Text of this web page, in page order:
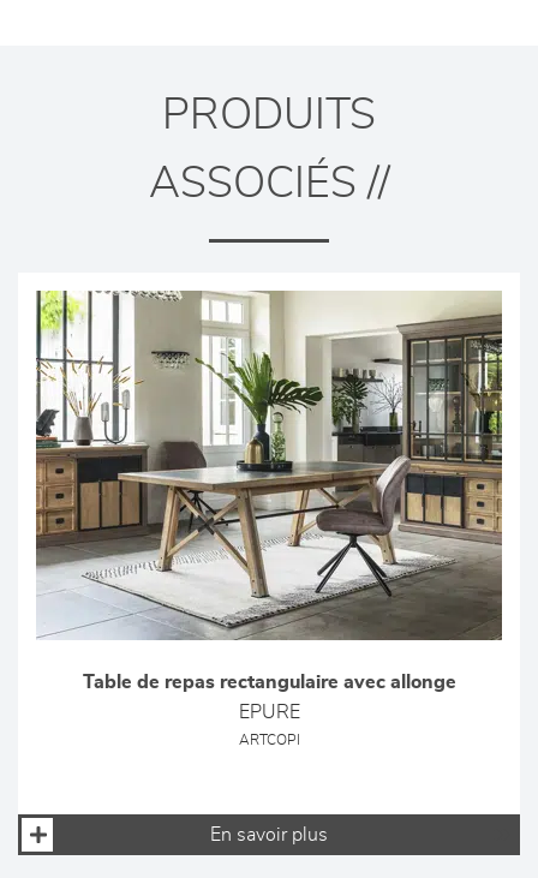
PRODUITS
ASSOCIÉS //
Table de repas rectangulaire avec allonge
EPURE
ARTCOPI
En savoir plus